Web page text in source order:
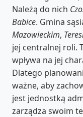
Należą do nich
Babice. Gmina
Mazowieckim,
jej centralnej roli.
wpływa na jej
Dlatego
ważne, aby
jest jednostką
zarządza swoim